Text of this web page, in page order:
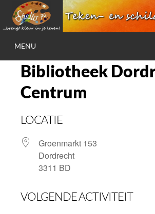
naar
de
inhoud
MENU
Bibliotheek
Centrum
LOCATIE
Groenmarkt 153
Dordrecht
3311 BD
VOLGENDE ACTIVITEIT